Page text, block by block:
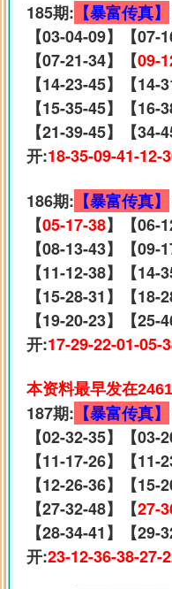
185期: 【暴富传真】
【03-04-09】【07-
【07-21-34】【09-
【14-23-45】【14-
【15-35-45】【16-
【21-39-45】【34-
开:18-35-09-41-12-
186期: 【暴富传真】
【05-17-38】【06-
【08-13-43】【09-
【11-12-38】【14-
【15-28-31】【18-
【19-20-23】【25-
开:17-29-22-01-05-
本资料最早发在
187期: 【暴富传真】
【02-32-35】【03-
【11-17-26】【11-
【12-26-36】【15-
【27-32-48】【27-
【28-34-41】【29-
开:23-12-36-38-27-